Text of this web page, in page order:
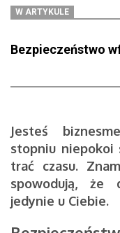
W ARTYKULE
Bezpieczeństwo
Jesteś
stopniu niepokoi
trać czasu.
spowodują, że
jedynie u Ciebie.